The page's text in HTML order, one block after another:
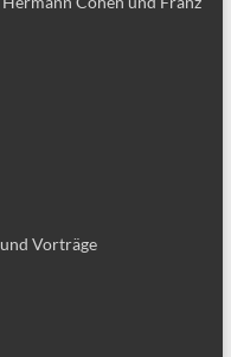
Vorträge